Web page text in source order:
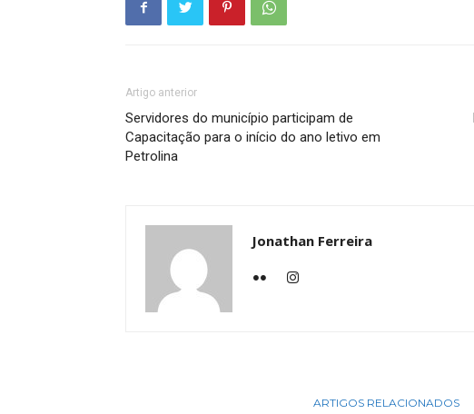
Artigo anterior
Servidores do município participam de
Capacitação para o início do ano letivo em
Petrolina
Jonathan Ferreira
ARTIGOS RELACIONADOS